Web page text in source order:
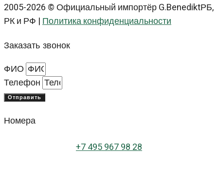
2005-2026 © Официальный импортёр G.BenediktРБ,
РК и РФ |Политика конфиденциальности
Заказать звонок
ФИО
Телефон
Отправить
Номера
+7 495 967 98 28